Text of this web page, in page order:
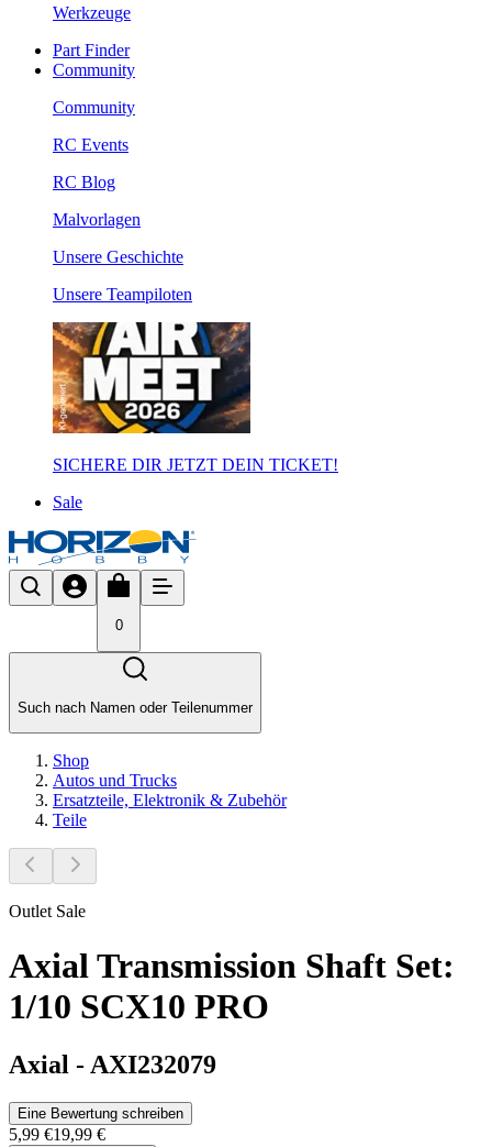
Werkzeuge
Part Finder
Community
Community
RC Events
RC Blog
Malvorlagen
Unsere Geschichte
Unsere Teampiloten
SICHERE DIR JETZT DEIN TICKET!
Sale
0
Such nach Namen oder Teilenummer
Shop
Autos und Trucks
Ersatzteile, Elektronik & Zubehör
Teile
Outlet Sale
Axial Transmission Shaft Set:
1/10 SCX10 PRO
Axial - AXI232079
Eine Bewertung schreiben
5,99 €19,99 €